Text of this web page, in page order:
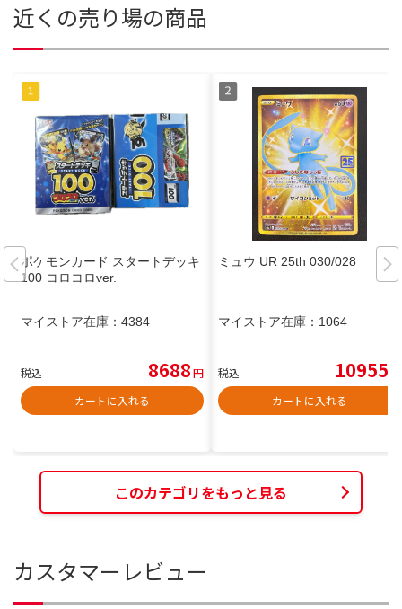
近くの売り場の商品
ポケモンカード スタートデッキ
100 コロコロver.
マイストア在庫： 4384
税込 8688円
カートに入れる
ミュウ UR 25th 030/028
マイストア在庫： 1064
税込 10955
カートに入れる
このカテゴリをもっと見る
カスタマーレビュー